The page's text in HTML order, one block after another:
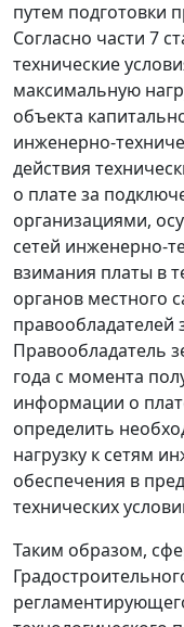
путем подготовки
Согласно части 7
технические
максимальную
объекта
инженерно-
действия
о плате за
организациями,
сетей инженерно-
взимания платы в
органов местного
правообладателей
Правообладатель
года с момента
информации о
определить
нагрузку к сетям
обеспечения в
технических
Таким образом,